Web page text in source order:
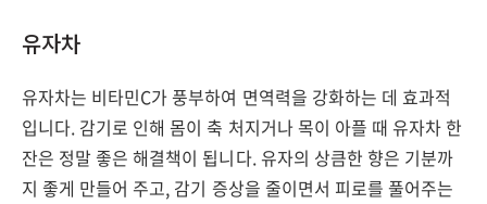
유자차
유자차는 비타민C가 풍부하여 면역력을 강화하는 데 효과적
입니다. 감기로 인해 몸이 축 처지거나 목이 아플 때 유자차 한
잔은 정말 좋은 해결책이 됩니다. 유자의 상큼한 향은 기분까
지 좋게 만들어 주고, 감기 증상을 줄이면서 피로를 풀어주는